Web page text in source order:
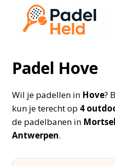
Doorgaan
inhoud
Padel Hove
Wil je padellen in Hove?
kun je terecht op 4
de padelbanen in
Antwerpen.